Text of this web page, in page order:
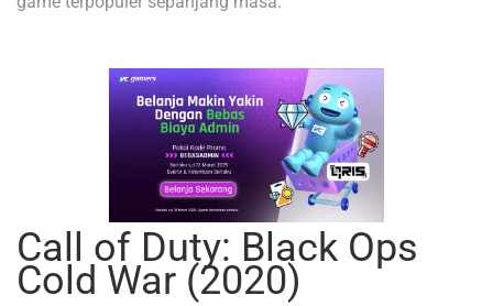
Call of Duty: Black Ops
Cold War (2020)